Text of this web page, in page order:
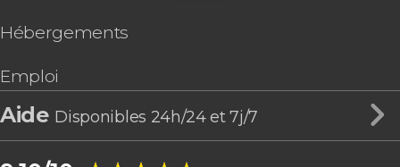
Hébergements
Emploi
Aide Disponibles 24h/24 et 7j/7